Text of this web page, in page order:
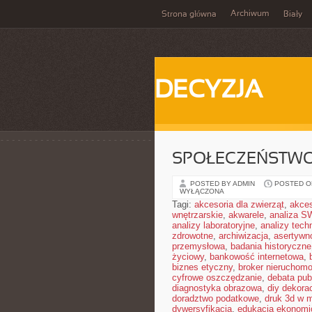
Strona główna Archiwum Biały
DECYZJA
POSTED BY ADMIN POSTED
WYŁĄCZONA
Tagi: akcesoria dla zwierząt,
wnętrzarskie, akwarele, analiza
analizy laboratoryjne, analizy
zdrowotne, archiwizacja,
przemysłowa, badania historyczne
życiowy, bankowość internetowa,
biznes etyczny, broker
cyfrowe oszczędzanie, debata
diagnostyka obrazowa, diy
doradztwo podatkowe, druk 3d w
dywersyfikacja, edukacja